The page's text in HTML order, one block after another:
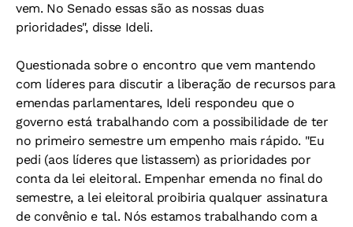
vem. No Senado essas são as nossas duas
prioridades", disse Ideli.
Questionada sobre o encontro que vem mantendo
com líderes para discutir a liberação de recursos para
emendas parlamentares, Ideli respondeu que o
governo está trabalhando com a possibilidade de ter
no primeiro semestre um empenho mais rápido. "Eu
pedi (aos líderes que listassem) as prioridades por
conta da lei eleitoral. Empenhar emenda no final do
semestre, a lei eleitoral proibiria qualquer assinatura
de convênio e tal. Nós estamos trabalhando com a